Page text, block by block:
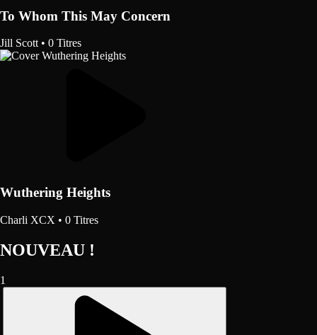
To Whom This May Concern
Jill Scott • 0 Titres
Wuthering Heights
Charli XCX • 0 Titres
NOUVEAU !
1